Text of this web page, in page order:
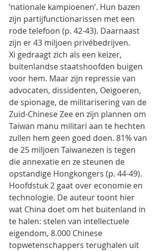
‘nationale kampioenen’. Hun bazen
zijn partijfunctionarissen met een
rode telefoon (p. 42-43). Daarnaast
zijn er 43 miljoen privébedrijven.
Xi gedraagt zich als een keizer,
buitenlandse staatshoofden buigen
voor hem. Maar zijn repressie van
advocaten, dissidenten, Oeigoeren,
de spionage, de militarisering van de
Zuid-Chinese Zee en zijn plannen om
Taiwan manu militari aan te hechten
zullen hem geen goed doen. 81% van
de 25 miljoen Taiwanezen is tegen
die annexatie en ze steunen de
opstandige Hongkongers (p. 44-49).
Hoofdstuk 2 gaat over economie en
technologie. De auteur toont hier
wat China doet om het buitenland in
te halen: stelen van intellectuele
eigendom, 8.000 Chinese
topwetenschappers terughalen uit